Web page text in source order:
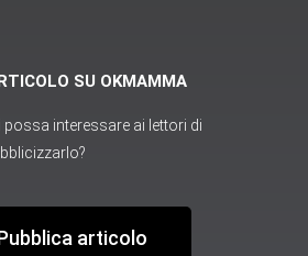
SU OKMAMMA
interessare ai lettori di
articolo